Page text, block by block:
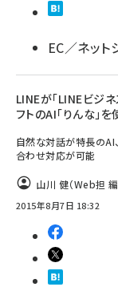
EC／ネット
LINEが「LINEビジ
フトのAI「りんな」
自然な対話が特長のAI
合わせ対応が可能
山川 健（Web担 編
2015年8月7日 18:32